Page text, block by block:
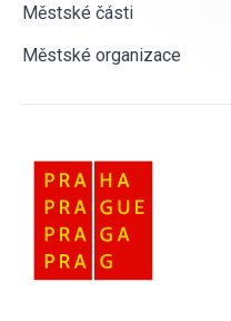
Městské části
Městské organizace